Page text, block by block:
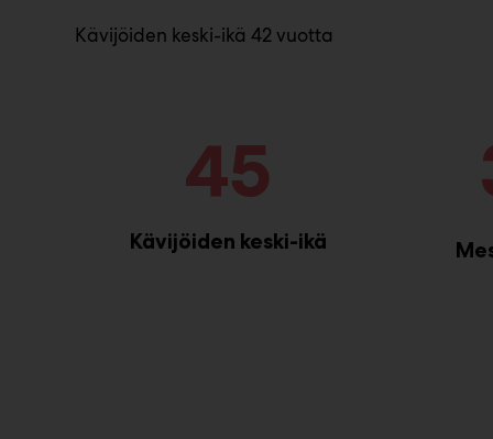
Kävijöiden keski-ikä 42 vuotta
45
Kävijöiden keski-ikä